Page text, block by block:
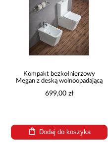
Kompakt bezkołnierzowy
Megan z deską wolnoopadającą
699,00 zł
Dodaj do koszyka